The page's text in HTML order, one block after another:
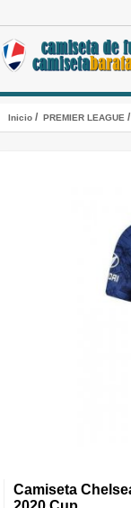
Inicio/ PREMIER LEAGUE/
Camiseta